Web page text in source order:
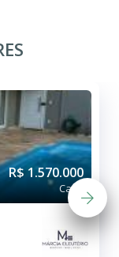
R$ 1.570.000
Casa